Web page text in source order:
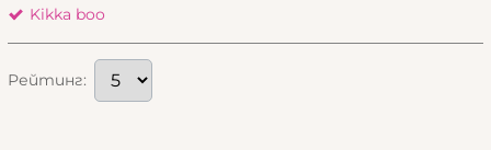
Kikka boo
Рейтинг: